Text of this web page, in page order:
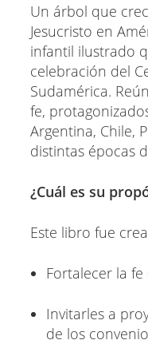
Un árbol que
Jesucristo en
infantil ilustrado
celebración del
Sudamérica.
fe,
Argentina, Chile,
distintas épocas
¿Cuál es su
Este libro fue
Fortalecer la fe
Invitarles a
de los